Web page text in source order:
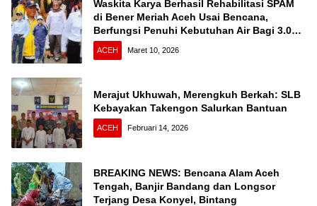
Waskita Karya Berhasil Rehabilitasi SPAM
di Bener Meriah Aceh Usai Bencana,
Berfungsi Penuhi Kebutuhan Air Bagi 3.000
KK
ACEH Maret 10, 2026
Merajut Ukhuwah, Merengkuh Berkah: SLB
Kebayakan Takengon Salurkan Bantuan
ACEH Februari 14, 2026
BREAKING NEWS: Bencana Alam Aceh
Tengah, Banjir Bandang dan Longsor
Terjang Desa Konyel, Bintang